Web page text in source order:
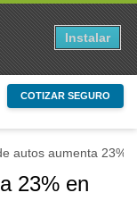
COTIZAR SEGURO
autos aumenta 23%
23% en
Instalar